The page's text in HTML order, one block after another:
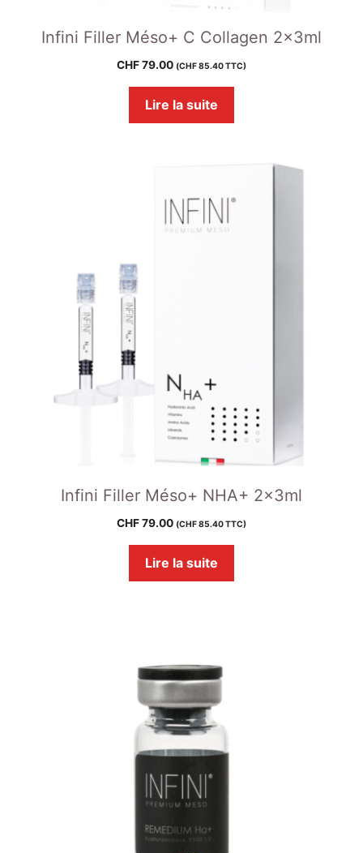
Infini Filler Méso+ C Collagen 2x3ml
CHF79.00 (CHF85.40TTC)
Lire la suite
Infini Filler Méso+ NHA+ 2x3ml
CHF79.00 (CHF85.40TTC)
Lire la suite